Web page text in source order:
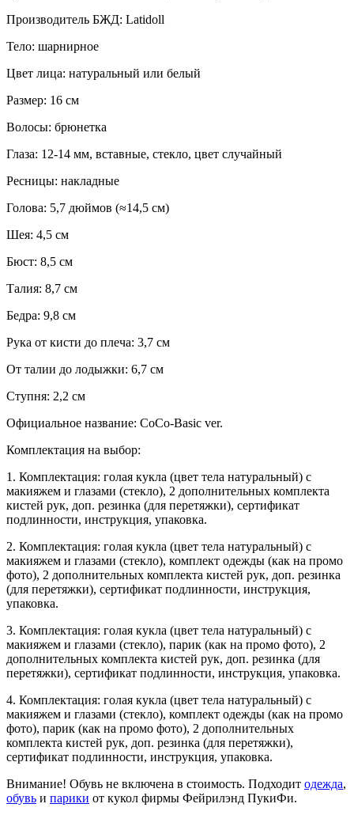
Производитель БЖД: Latidoll
Тело: шарнирное
Цвет лица: натуральный или белый
Размер: 16 см
Волосы: брюнетка
Глаза: 12-14 мм, вставные, стекло, цвет случайный
Ресницы: накладные
Голова: 5,7 дюймов (≈ 14,5 см)
Шея: 4,5 см
Бюст: 8,5 см
Талия: 8,7 см
Бедра: 9,8 см
Рука от кисти до плеча: 3,7 см
От талии до лодыжки: 6,7 см
Ступня: 2,2 см
Официальное название: CoCo-Basic ver.
Комплектация на выбор:
1. Комплектация: голая кукла (цвет тела натуральный) с
макияжем и глазами (стекло), 2 дополнительных комплекта
кистей рук, доп. резинка (для перетяжки), сертификат
подлинности, инструкция, упаковка.
2. Комплектация: голая кукла (цвет тела натуральный) с
макияжем и глазами (стекло), комплект одежды (как на промо
фото), 2 дополнительных комплекта кистей рук, доп. резинка
(для перетяжки), сертификат подлинности, инструкция,
упаковка.
3. Комплектация: голая кукла (цвет тела натуральный) с
макияжем и глазами (стекло), парик (как на промо фото), 2
дополнительных комплекта кистей рук, доп. резинка (для
перетяжки), сертификат подлинности, инструкция, упаковка.
4. Комплектация: голая кукла (цвет тела натуральный) с
макияжем и глазами (стекло), комплект одежды (как на промо
фото) , парик (как на промо фото) , 2 дополнительных
комплекта кистей рук, доп. резинка (для перетяжки),
сертификат подлинности, инструкция, упаковка.
Внимание! Обувь не включена в стоимость. Подходит одежда,
обувь и парики от кукол фирмы Фейрилэнд ПукиФи.